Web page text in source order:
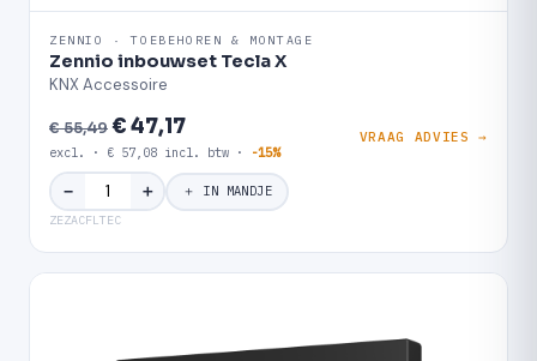
ZENNIO · TOEBEHOREN & MONTAGE
Zennio inbouwset Tecla X
KNX Accessoire
€ 55,49€ 47,17
excl. · € 57,08 incl. btw · -15%
VRAAG ADVIES →
− ＋ ＋ IN MANDJE
ZEZACFLTEC